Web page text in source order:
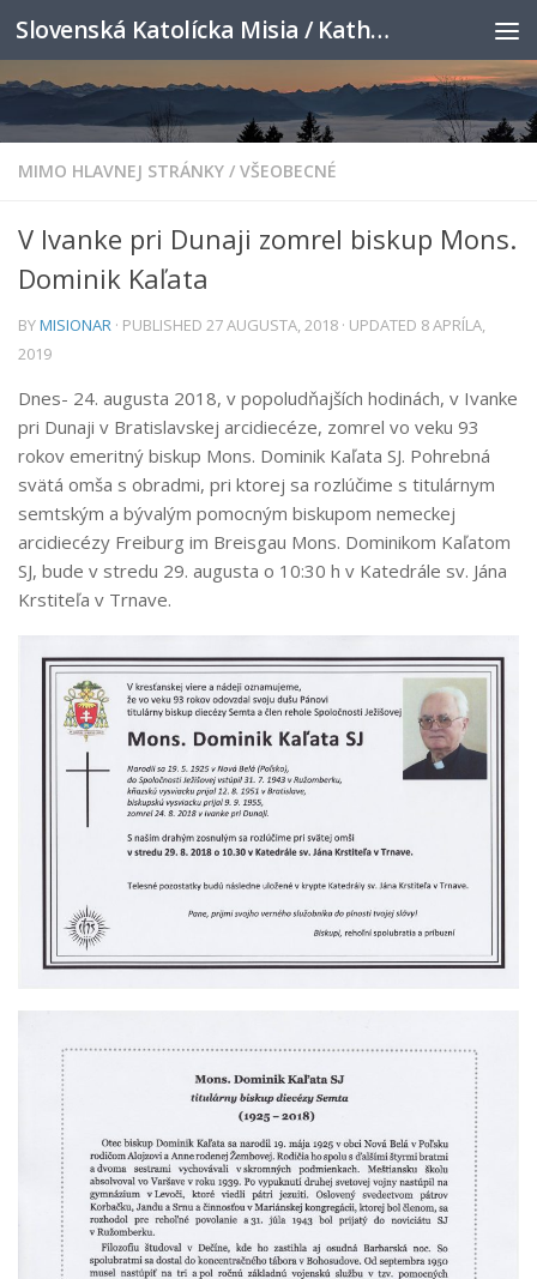
Skip to content Slovenská Katolícka Misia / Katholische Slowakenmission
MIMO HLAVNEJ STRÁNKY / VŠEOBECNÉ
V Ivanke pri Dunaji zomrel biskup Mons.
Dominik Kaľata
BYMISIONAR · PUBLISHED 27 AUGUSTA, 2018 · UPDATED 8 APRÍLA,
2019
Dnes- 24. augusta 2018, v popoludňajších hodinách, v Ivanke
pri Dunaji v Bratislavskej arcidiecéze, zomrel vo veku 93
rokov emeritný biskup Mons. Dominik Kaľata SJ. Pohrebná
svätá omša s obradmi, pri ktorej sa rozlúčime s titulárnym
semtským a bývalým pomocným biskupom nemeckej
arcidiecézy Freiburg im Breisgau Mons. Dominikom Kaľatom
SJ, bude v stredu 29. augusta o 10:30 h v Katedrále sv. Jána
Krstiteľa v Trnave.